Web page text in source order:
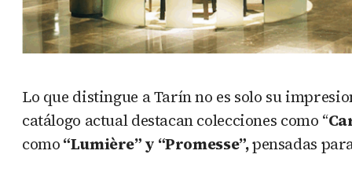
Lo que distingue a Tarín no es solo su
catálogo actual destacan colecciones como “
como“Lumière” y “Promesse”,pensadas